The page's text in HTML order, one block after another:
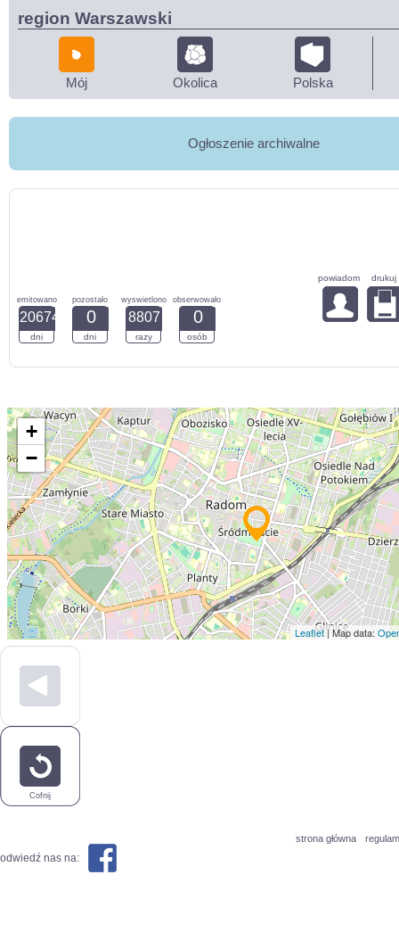
region Warszawski
Mój Okolica Polska
Ogłoszenie archiwalne
emitowano
20674
dni
pozostało
0
dni
wyswietlono
8807
razy
obserwowało
0
osób
powiadom drukuj
+
−
Leaflet| Map data:
Cofnij
strona główna
odwiedź nas na: